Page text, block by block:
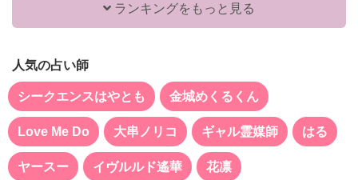
ランキングをもっと見る
人気の占い師
シークエンスはやとも 金城めくるくん
Love Me Do 大串ノリコ ギャル霊媒師 はる
ヤースー イヴルルド遙華 花凛